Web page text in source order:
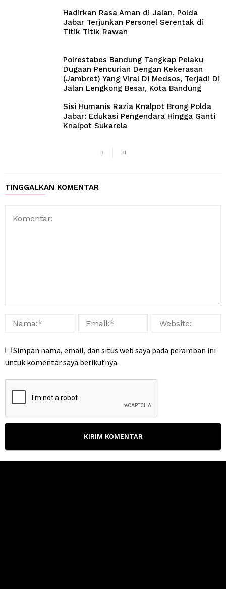
Hadirkan Rasa Aman di Jalan, Polda
Jabar Terjunkan Personel Serentak di
Titik Titik Rawan
Polrestabes Bandung Tangkap Pelaku
Dugaan Pencurian Dengan Kekerasan
(Jambret) Yang Viral Di Medsos, Terjadi Di
Jalan Lengkong Besar, Kota Bandung
Sisi Humanis Razia Knalpot Brong Polda
Jabar: Edukasi Pengendara Hingga Ganti
Knalpot Sukarela
TINGGALKAN KOMENTAR
Simpan nama, email, dan situs web saya pada peramban ini
untuk komentar saya berikutnya.